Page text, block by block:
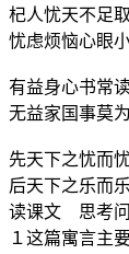
杞人忧天不足
忧虑烦恼心眼
有益身心书常
无益家国事莫
先天下之忧而
后天下之乐而
读课文 思考
１这篇寓言主